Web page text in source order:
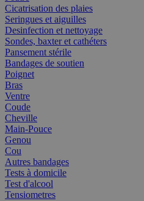
Cicatrisation des plaies
Seringues et aiguilles
Desinfection et nettoyage
Sondes, baxter et cathéters
Pansement stérile
Bandages de soutien
Poignet
Bras
Ventre
Coude
Cheville
Main-Pouce
Genou
Cou
Autres bandages
Tests à domicile
Test d'alcool
Tensiometres